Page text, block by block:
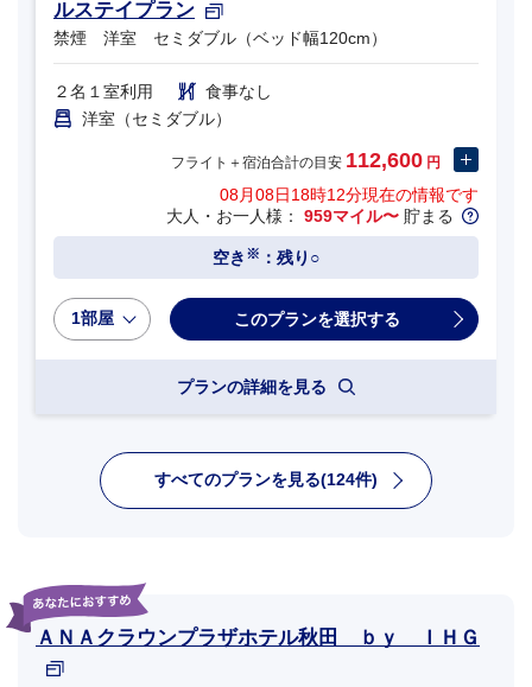
ルステイプラン
禁煙 洋室 セミダブル（ベッド幅120cm）
２名１室利用
食事なし
洋室（セミダブル）
フライト＋宿泊合計の目安 112,600 円
08月08日18時12分現在の情報です
大人・お一人様： 959マイル〜 貯まる
空き ※ ：残り○
1部屋
プランの詳細を見る
すべてのプランを見る(124件)
ＡＮＡクラウンプラザホテル秋田 ｂｙ ＩＨＧ